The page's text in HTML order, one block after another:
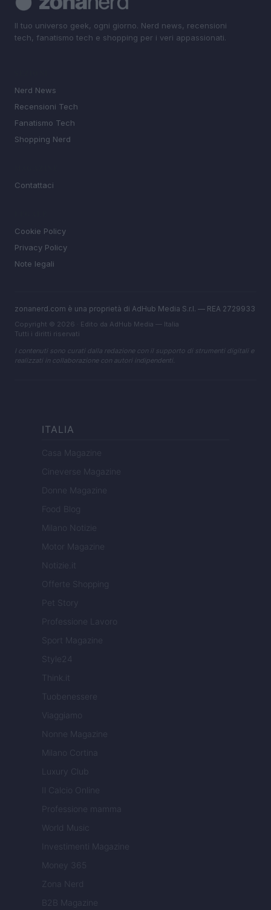
Il tuo universo geek, ogni giorno. Nerd news, recensioni
tech, fanatismo tech e shopping per i veri appassionati.
Nerd News
Recensioni Tech
Fanatismo Tech
Shopping Nerd
Contattaci
Cookie Policy
Privacy Policy
Note legali
zonanerd.com è una proprietà di AdHub Media S.r.l. — REA 2729933
Copyright © 2026 · Edito da AdHub Media — Italia
Tutti i diritti riservati
I contenuti sono curati dalla redazione con il supporto di strumenti digitali e
realizzati in collaborazione con autori indipendenti.
ITALIA
Casa Magazine
Cineverse Magazine
Donne Magazine
Food Blog
Milano Notizie
Motor Magazine
Notizie.it
Offerte Shopping
Pet Story
Professione Lavoro
Sport Magazine
Style24
Think.it
Tuobenessere
Viaggiamo
Nonne Magazine
Milano Cortina
Luxury Club
Il Calcio Online
Professione mamma
World Music
Investimenti Magazine
Money 365
Zona Nerd
B2B Magazine